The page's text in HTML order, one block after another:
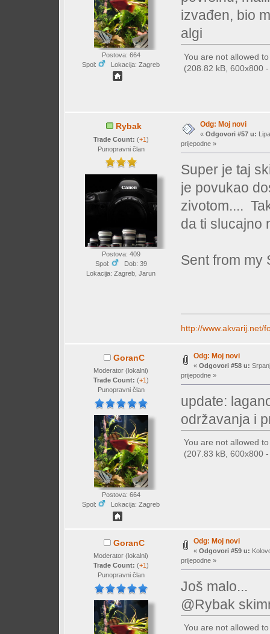
Postova: 664
Spol:
Lokacija: Zagreb
izvađen, bio
algi
You are not allowed
(208.82 kB, 600x800
Rybak
Trade Count: (+1)
Punopravni član
Postova: 409
Spol:
Dob: 39
Lokacija: Zagreb, Jarun
Odg: Moj novi
« Odgovori #57 u:
prijepodne »
Super je taj
je povukao
zivotom....
da ti slucajno
Sent from my
http://www.akvarij.net/
GoranC
Moderator (lokalni)
Trade Count: (+1 )
Punopravni član
Postova: 664
Spol:
Lokacija: Zagreb
Odg: Moj novi
« Odgovori #58 u:
prijepodne »
update:
održavanja i
You are not allowed
(207.83 kB, 600x800
GoranC
Moderator (lokalni)
Trade Count: (+1 )
Punopravni član
Odg: Moj novi
« Odgovori #59 u:
prijepodne »
Još malo...
@Rybak
You are not allowed